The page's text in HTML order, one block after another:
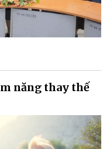
năng thay thế